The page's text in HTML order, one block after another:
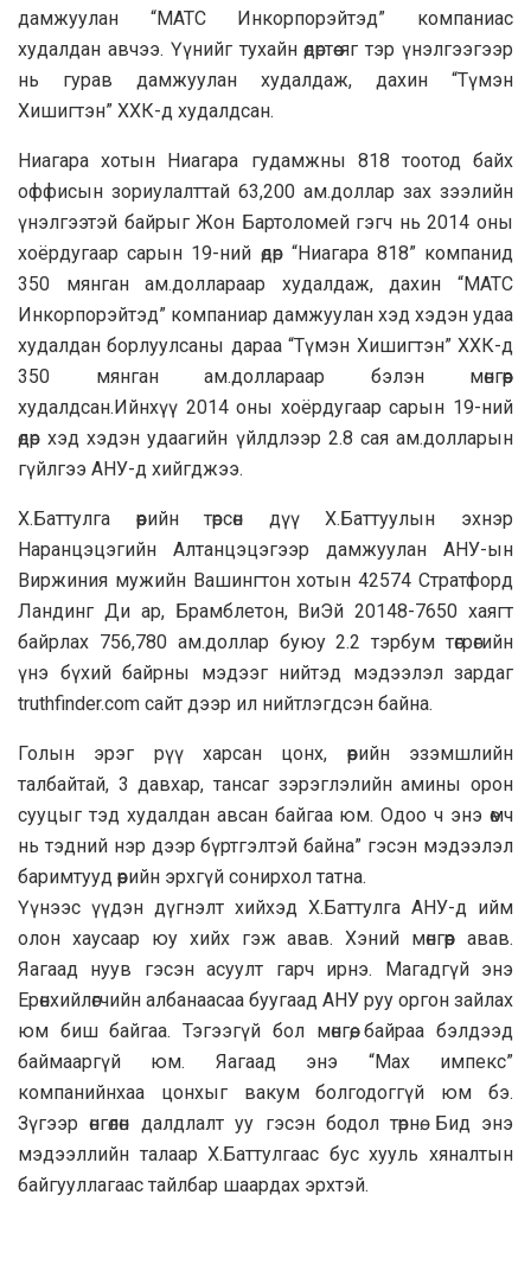
дамжуулан “MATC Инкорпорэйтэд” компаниас
худалдан авчээ. Үүнийг тухайн өдөртөө яг тэр үнэлгээгээр
нь гурав дамжуулан худалдаж, дахин “Түмэн
Хишигтэн” ХХК-д худалдсан.
Ниагара хотын Ниагара гудамжны 818 тоотод байх
оффисын зориулалттай 63,200 ам.доллар зах зээлийн
үнэлгээтэй байрыг Жон Бартоломей гэгч нь 2014 оны
хоёрдугаар сарын 19-ний өдөр “Ниагара 818” компанид
350 мянган ам.доллараар худалдаж, дахин “MATC
Инкорпорэйтэд” компаниар дамжуулан хэд хэдэн удаа
худалдан борлуулсаны дараа “Түмэн Хишигтэн” ХХК-д
350 мянган ам.доллараар бэлэн мөнгөөр
худалдсан.Ийнхүү 2014 оны хоёрдугаар сарын 19-ний
өдөр хэд хэдэн удаагийн үйлдлээр 2.8 сая ам.долларын
гүйлгээ АНУ-д хийгджээ.
Х.Баттулга өөрийн төрсөн дүү Х.Баттуулын эхнэр
Наранцэцэгийн Алтанцэцэгээр дамжуулан АНУ-ын
Виржиния мужийн Вашингтон хотын 42574 Стратфорд
Ландинг Ди ар, Брамблетон, ВиЭй 20148-7650 хаягт
байрлах 756,780 ам.доллар буюу 2.2 тэрбум төгрөгийн
үнэ бүхий байрны мэдээг нийтэд мэдээлэл зардаг
truthfinder.com сайт дээр ил нийтлэгдсэн байна.
Голын эрэг рүү харсан цонх, өөрийн эзэмшлийн
талбайтай, 3 давхар, тансаг зэрэглэлийн амины орон
сууцыг тэд худалдан авсан байгаа юм. Одоо ч энэ өмч
нь тэдний нэр дээр бүртгэлтэй байна” гэсэн мэдээлэл
баримтууд өөрийн эрхгүй сонирхол татна.
Үүнээс үүдэн дүгнэлт хийхэд Х.Баттулга АНУ-д ийм
олон хаусаар юу хийх гэж авав. Хэний мөнгөөр авав.
Яагаад нуув гэсэн асуулт гарч ирнэ. Магадгүй энэ
Ерөнхийлөгчийн албанаасаа буугаад АНУ руу оргон зайлах
юм биш байгаа. Тэгээгүй бол мөнгөө, байраа бэлдээд
баймааргүй юм. Яагаад энэ “Мах импекс”
компанийнхаа цонхыг вакум болгодоггүй юм бэ.
Зүгээр өнгөлөн далдлалт уу гэсэн бодол төрнө. Бид энэ
мэдээллийн талаар Х.Баттулгаас бус хууль хяналтын
байгууллагаас тайлбар шаардах эрхтэй.